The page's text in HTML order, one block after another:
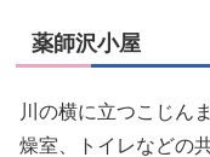
薬師沢小屋
川の横に立つこじん
燥室、トイレなどの